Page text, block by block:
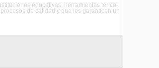
educativas, herramientas terico-
de calidad y que les garanticen un